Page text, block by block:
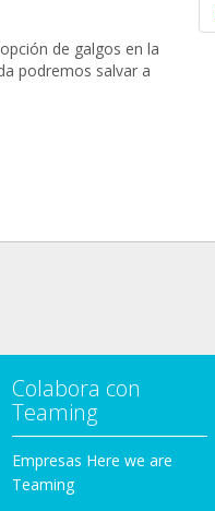
de galgos en la
podremos salvar a
Colabora con
Teaming
Empresas Here we are
Teaming